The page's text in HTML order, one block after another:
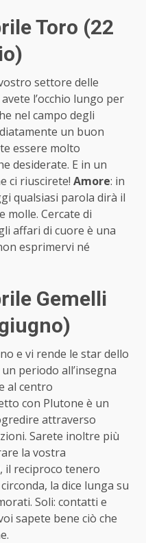
Toro (22
settore delle
l’occhio lungo per
nel campo degli
un buon
essere molto
desiderate. E in un
ci riuscirete! Amore: in
qualsiasi parola dirà il
molle. Cercate di
affari di cuore è una
esprimervi né
Gemelli
e vi rende le star dello
periodo all’insegna
al centro
con Plutone è un
attraverso
Sarete inoltre più
la vostra
il reciproco tenero
la dice lunga su
Soli: contatti e
sapete bene ciò che